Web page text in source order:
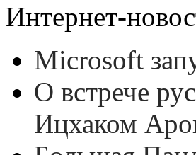
Интернет-
Microsoft
О встрече
Ицхаком